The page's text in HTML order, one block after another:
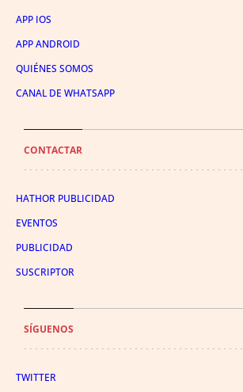
APP IOS
APP ANDROID
QUIÉNES SOMOS
CANAL DE WHATSAPP
CONTACTAR
HATHOR PUBLICIDAD
EVENTOS
PUBLICIDAD
SUSCRIPTOR
SÍGUENOS
TWITTER